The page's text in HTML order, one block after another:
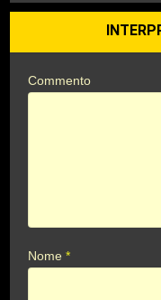
Commento
Nome*